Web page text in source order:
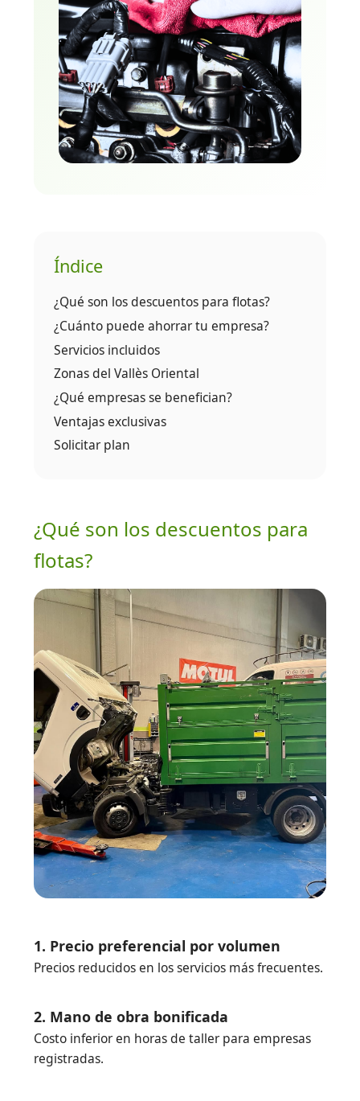
Índice
¿Qué son los descuentos para flotas?
¿Cuánto puede ahorrar tu empresa?
Servicios incluidos
Zonas del Vallès Oriental
¿Qué empresas se benefician?
Ventajas exclusivas
Solicitar plan
¿Qué son los descuentos para
flotas?
1. Precio preferencial por volumen
Precios reducidos en los servicios más frecuentes.
2. Mano de obra bonificada
Costo inferior en horas de taller para empresas
registradas.